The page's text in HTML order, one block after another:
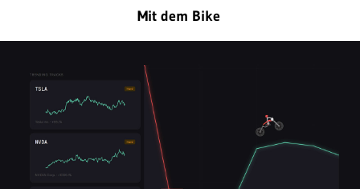
Mit dem Bike